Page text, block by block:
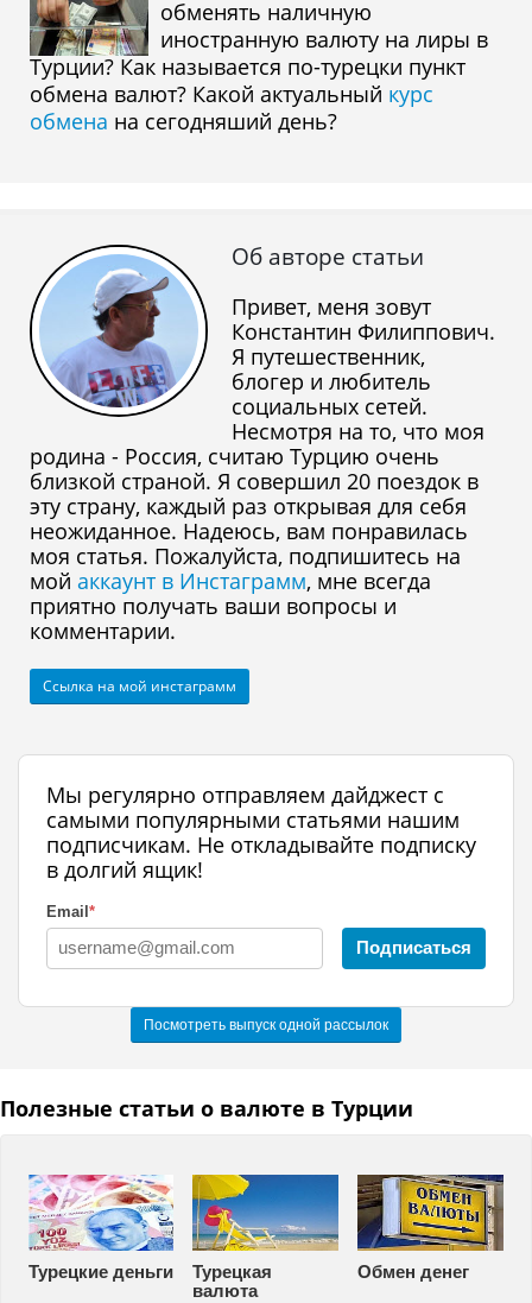
обменять наличную
иностранную валюту на лиры в
Турции? Как называется по-турецки пункт
обмена валют? Какой актуальный курс
обмена на сегодняший день?
Об авторе статьи
Привет, меня зовут
Константин Филиппович.
Я путешественник,
блогер и любитель
социальных сетей.
Несмотря на то, что моя
родина - Россия, считаю Турцию очень
близкой страной. Я совершил 20 поездок в
эту страну, каждый раз открывая для себя
неожиданное. Надеюсь, вам понравилась
моя статья. Пожалуйста, подпишитесь на
мой аккаунт в Инстаграмм, мне всегда
приятно получать ваши вопросы и
комментарии.
Ссылка на мой инстаграмм
Мы регулярно отправляем дайджест с
самыми популярными статьями нашим
подписчикам. Не откладывайте подписку
в долгий ящик!
Email *
Подписаться
Посмотреть выпуск одной рассылок
Полезные статьи о валюте в Турции
Турецкие деньги
Турецкая
валюта
Обмен денег